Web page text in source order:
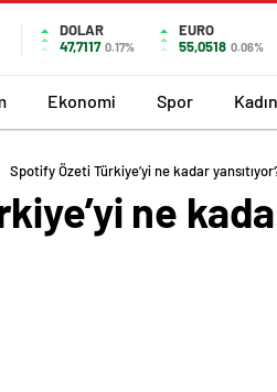
DOLAR
47,7117 0.17%
EURO
55,0518 0.06%
Ekonomi Spor Kadın
Spotify Özeti Türkiye’yi ne kadar
ne